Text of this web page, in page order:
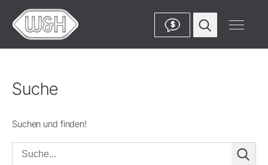
$
Suche
Suchen und finden!